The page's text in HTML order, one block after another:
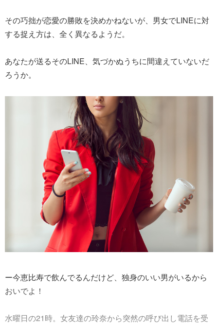
その巧拙が恋愛の勝敗を決めかねないが、男女でLINEに対
する捉え方は、全く異なるようだ。
あなたが送るそのLINE、気づかぬうちに間違えていないだ
ろうか。
ー今恵比寿で飲んでるんだけど、独身のいい男がいるから
おいでよ！
水曜日の21時。女友達の玲奈から突然の呼び出し電話を受